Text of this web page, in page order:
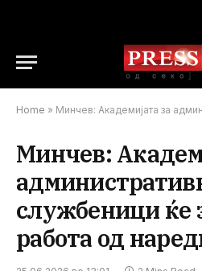
Home » Минчев: Академијата за административни
Минчев:
службеници ќе
работа од